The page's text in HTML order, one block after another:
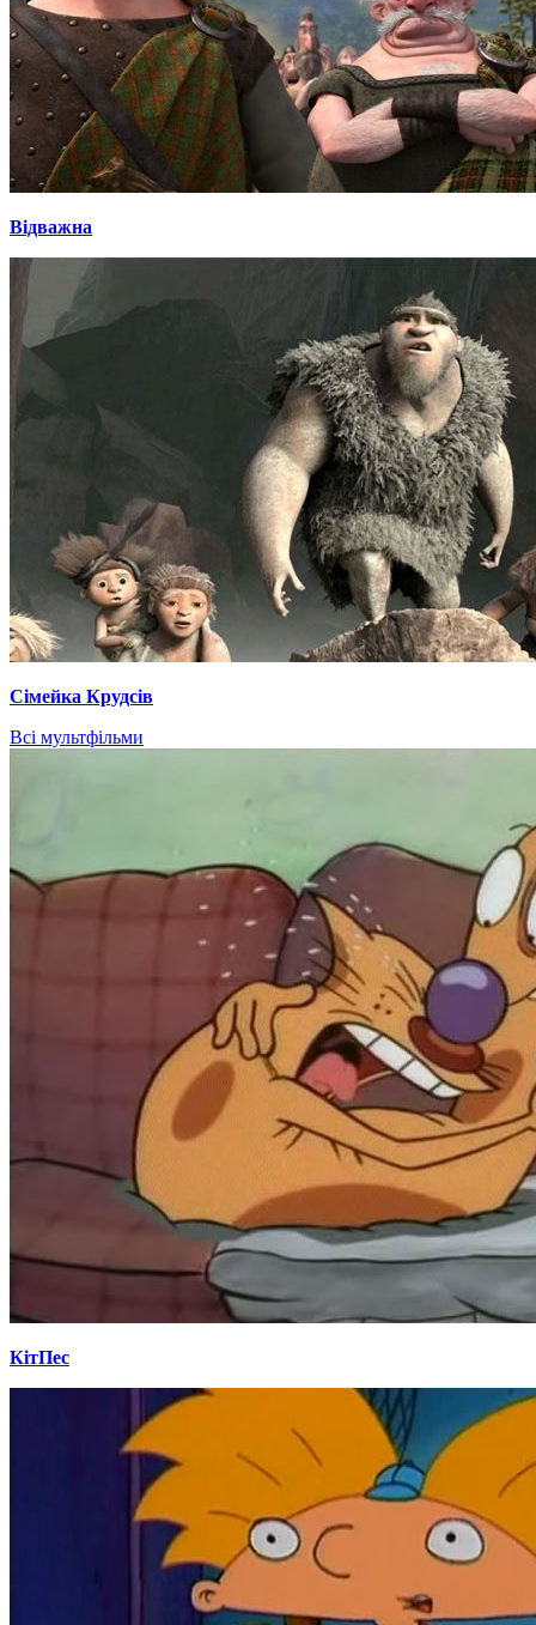
Відважна
Сімейка Крудсів
Всі мультфільми
КітПес